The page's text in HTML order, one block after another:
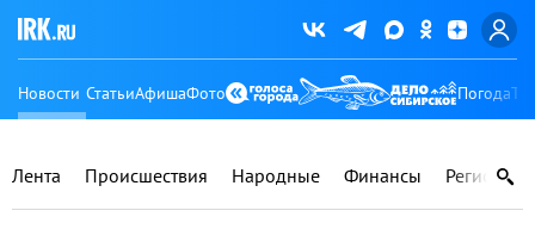
Новости СтатьиАфишаФото Погода
Лента Происшествия Народные Финансы Регионы